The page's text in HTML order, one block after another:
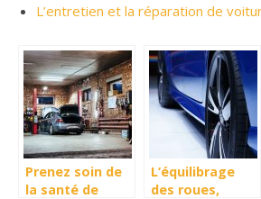
L’entretien et la réparation de
Prenez soin de
la santé de
L’équilibrage
des roues,